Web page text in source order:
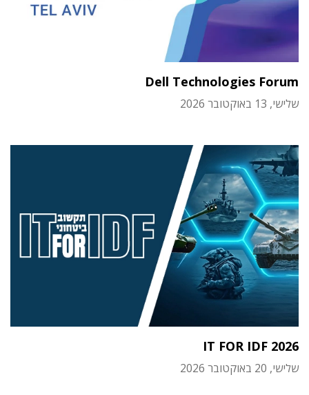
Dell Technologies Forum
שלישי, 13 באוקטובר 2026
IT FOR IDF 2026
שלישי, 20 באוקטובר 2026